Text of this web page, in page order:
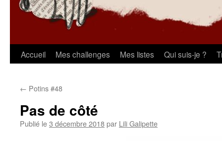
Aller
contenu
Accueil Mes challenges Mes listes Qui suis-je ?
← Potins #48
Pas de côté
Publié le3 décembre 2018par Lili Galipette